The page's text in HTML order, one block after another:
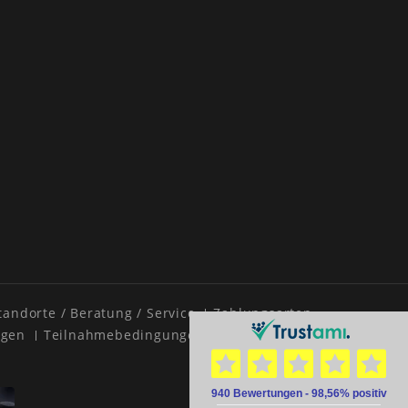
/ Beratung / Service
Zahlungsarten
Teilnahmebedingungen RSS feed